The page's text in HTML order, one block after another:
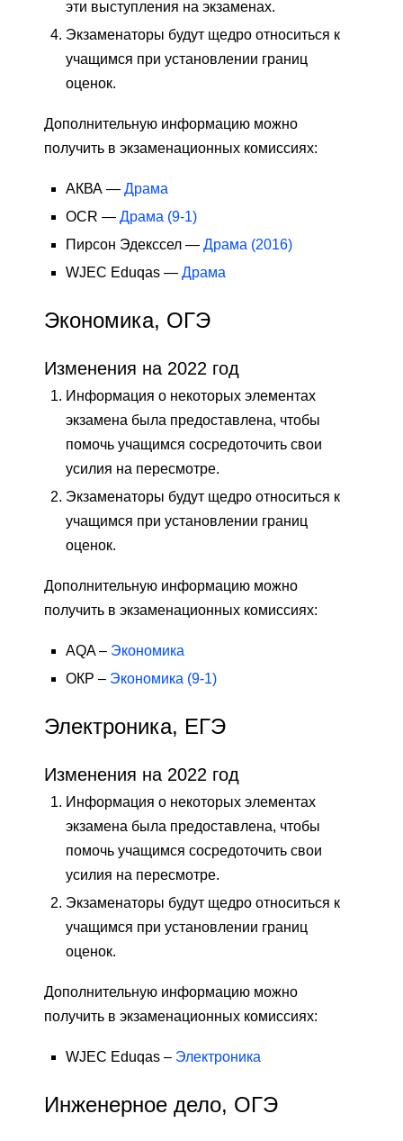
эти выступления на экзаменах.
Экзаменаторы будут щедро относиться к
учащимся при установлении границ
оценок.
Дополнительную информацию можно
получить в экзаменационных комиссиях:
АКВА — Драма
OCR — Драма (9-1)
Пирсон Эдекссел — Драма (2016)
WJEC Eduqas — Драма
Экономика, ОГЭ
Изменения на 2022 год
Информация о некоторых элементах
экзамена была предоставлена, чтобы
помочь учащимся сосредоточить свои
усилия на пересмотре.
Экзаменаторы будут щедро относиться к
учащимся при установлении границ
оценок.
Дополнительную информацию можно
получить в экзаменационных комиссиях:
AQA – Экономика
ОКР – Экономика (9-1)
Электроника, ЕГЭ
Изменения на 2022 год
Информация о некоторых элементах
экзамена была предоставлена, чтобы
помочь учащимся сосредоточить свои
усилия на пересмотре.
Экзаменаторы будут щедро относиться к
учащимся при установлении границ
оценок.
Дополнительную информацию можно
получить в экзаменационных комиссиях:
WJEC Eduqas – Электроника
Инженерное дело, ОГЭ